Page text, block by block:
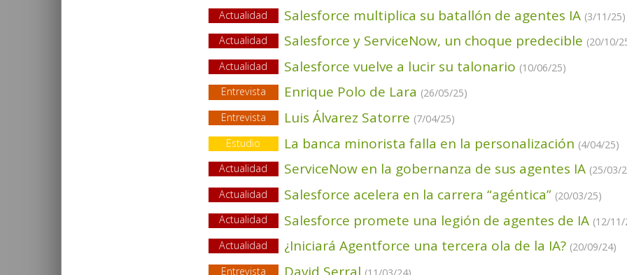
Actualidad
Salesforce multiplica su batallón de agentes IA (3/11/25)
Actualidad
Salesforce y ServiceNow, un choque predecible (20/10/
Actualidad
Salesforce vuelve a lucir su talonario (10/06/25)
Entrevista
Enrique Polo de Lara (26/05/25)
Entrevista
Luis Álvarez Satorre (7/04/25)
Estudio
La banca minorista falla en la personalización (4/04/25)
Actualidad
ServiceNow en la gobernanza de sus agentes IA (25/03/
Actualidad
Salesforce acelera en la carrera “agéntica” (20/03/25)
Actualidad
Salesforce promete una legión de agentes de IA (12/11/
Actualidad
¿Iniciará Agentforce una tercera ola de la IA? (20/09/24)
Entrevista
David Serral